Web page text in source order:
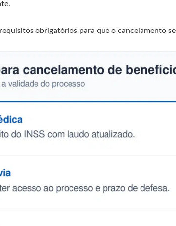
obrigatórios para que o cancelamento